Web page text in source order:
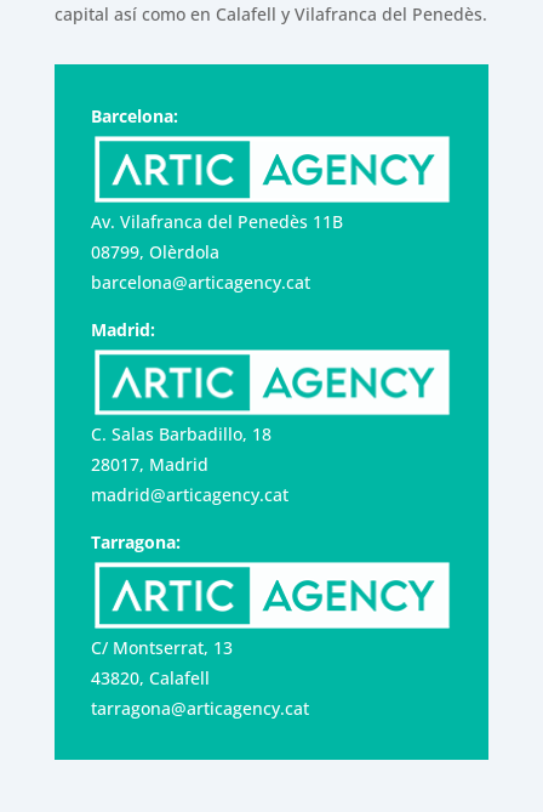
capital así como en Calafell y Vilafranca del Penedès.
Barcelona:
Av. Vilafranca del Penedès 11B
08799, Olèrdola
barcelona@articagency.cat
Madrid:
C. Salas Barbadillo, 18
28017, Madrid
madrid@articagency.cat
Tarragona:
C/ Montserrat, 13
43820, Calafell
tarragona@articagency.cat